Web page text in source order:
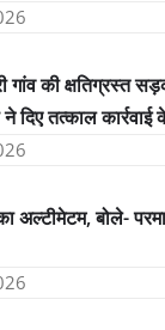
गांव की क्षतिग्रस्त
दिए तत्काल कार्रवाई
अल्टीमेटम, बोले-